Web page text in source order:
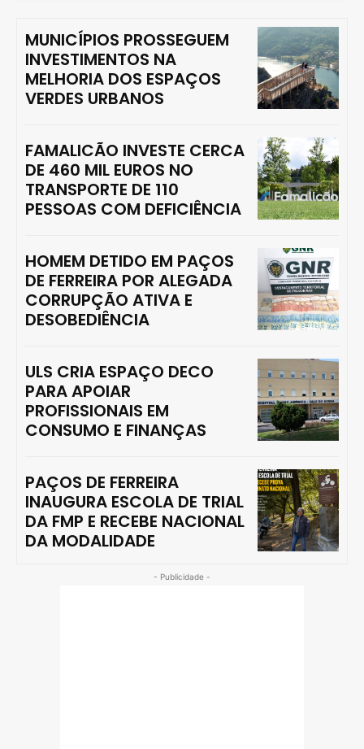
MUNICÍPIOS PROSSEGUEM
INVESTIMENTOS NA
MELHORIA DOS ESPAÇOS
VERDES URBANOS
FAMALICÃO INVESTE CERCA
DE 460 MIL EUROS NO
TRANSPORTE DE 110
PESSOAS COM DEFICIÊNCIA
HOMEM DETIDO EM PAÇOS
DE FERREIRA POR ALEGADA
CORRUPÇÃO ATIVA E
DESOBEDIÊNCIA
ULS CRIA ESPAÇO DECO
PARA APOIAR
PROFISSIONAIS EM
CONSUMO E FINANÇAS
PAÇOS DE FERREIRA
INAUGURA ESCOLA DE TRIAL
DA FMP E RECEBE NACIONAL
DA MODALIDADE
- Publicidade -